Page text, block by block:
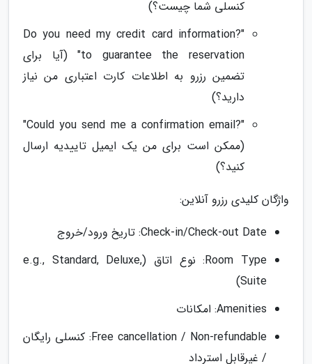
کنسلی شما چیست؟)
"?Do you need my credit card information
to guarantee the reservation" (آیا برای
تضمین رزرو به اطلاعات کارت اعتباری من نیاز
دارید؟)
"?Could you send me a confirmation email"
(ممکن است برای من یک ایمیل تاییدیه ارسال
کنید؟)
واژگان کلیدی رزرو آنلاین:
Check-in/Check-out Date: تاریخ ورود/خروج
Room Type: نوع اتاق (e.g., Standard, Deluxe,
Suite)
Amenities: امکانات
Free cancellation / Non-refundable: کنسلی رایگان
/ غیرقابل استرداد